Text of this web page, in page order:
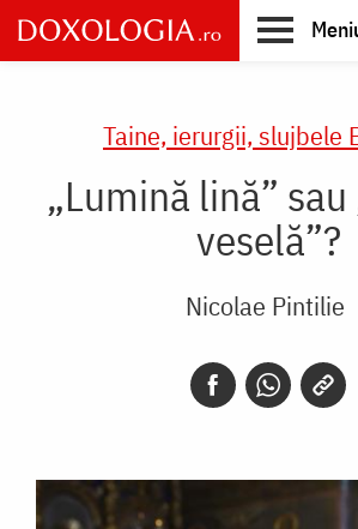
Skip
to
main
Taine, ierurgii, slujbele
„Lumină lină”
veselă”?
Nicolae Pintilie